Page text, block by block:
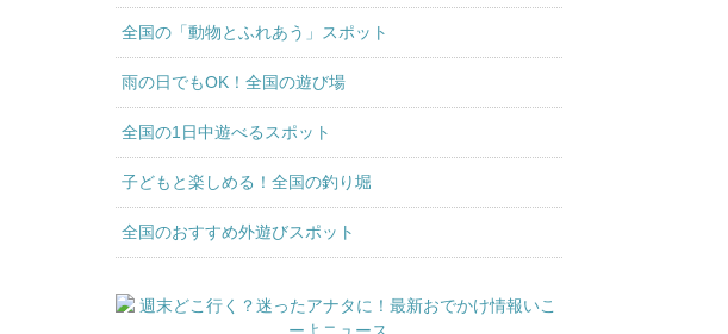
全国の「動物とふれあう」スポット
雨の日でもOK！全国の遊び場
全国の1日中遊べるスポット
子どもと楽しめる！全国の釣り堀
全国のおすすめ外遊びスポット